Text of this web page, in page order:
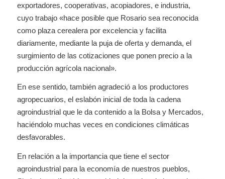
exportadores, cooperativas, acopiadores, e industria,
cuyo trabajo «hace posible que Rosario sea reconocida
como plaza cerealera por excelencia y facilita
diariamente, mediante la puja de oferta y demanda, el
surgimiento de las cotizaciones que ponen precio a la
producción agrícola nacional».
En ese sentido, también agradeció a los productores
agropecuarios, el eslabón inicial de toda la cadena
agroindustrial que le da contenido a la Bolsa y Mercados,
haciéndolo muchas veces en condiciones climáticas
desfavorables.
En relación a la importancia que tiene el sector
agroindustrial para la economía de nuestros pueblos,